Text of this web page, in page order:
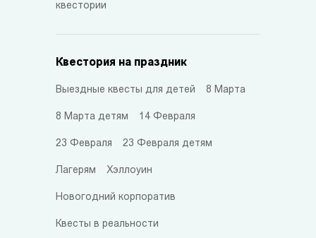
квестории
Квестория на праздник
Выездные квесты для детей 8 Марта
8 Марта детям 14 Февраля
23 Февраля 23 Февраля детям
Лагерям Хэллоуин
Новогодний корпоратив
Квесты в реальности